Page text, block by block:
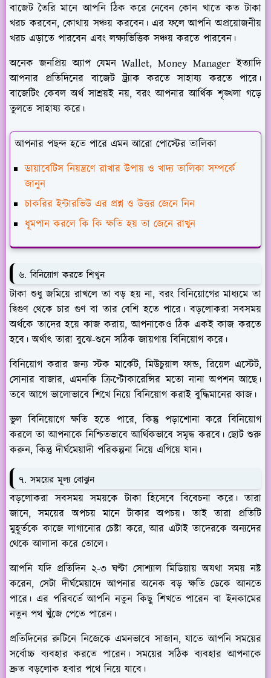
বাজেট তৈরি মানে আপনি ঠিক করে নেবেন কোন খাতে কত টাকা
খরচ করবেন, কোথায় সঞ্চয় করবেন। এর ফলে আপনি অপ্রয়োজনীয়
খরচ এড়াতে পারবেন এবং লক্ষ্যভিত্তিক সঞ্চয় করতে পারবেন।
অনেক জনপ্রিয় অ্যাপ যেমন Wallet, Money Manager ইত্যাদি
আপনার প্রতিদিনের বাজেট ট্র্যাক করতে সাহায্য করতে পারে।
বাজেটিং কেবল অর্থ সাশ্রয়ই নয়, বরং আপনার আর্থিক শৃঙ্খলা গড়ে
তুলতে সাহায্য করে।
আপনার পছন্দ হতে পারে এমন আরো পোস্টের তালিকা
ডায়াবেটিস নিয়ন্ত্রণে রাখার উপায় ও খাদ্য তালিকা সম্পর্কে
জানুন
চাকরির ইন্টারভিউ এর প্রশ্ন ও উত্তর জেনে নিন
ধূমপান করলে কি কি ক্ষতি হয় তা জেনে রাখুন
৬. বিনিয়োগ করতে শিখুন
টাকা শুধু জমিয়ে রাখলে তা বড় হয় না, বরং বিনিয়োগের মাধ্যমে তা
দ্বিগুণ থেকে চার গুণ বা তার বেশি হতে পারে। বড়লোকরা সবসময়
অর্থকে তাদের হয়ে কাজ করায়, আপনাকেও ঠিক একই কাজ করতে
হবে। অর্থাৎ তারা বুঝে-শুনে সঠিক জায়গায় বিনিয়োগ করে।
বিনিয়োগ করার জন্য স্টক মার্কেট, মিউচুয়াল ফান্ড, রিয়েল এস্টেট,
সোনার বাজার, এমনকি ক্রিপ্টোকারেন্সির মতো নানা অপশন আছে।
তবে আগে ভালোভাবে শিখে নিয়ে বিনিয়োগ করাই বুদ্ধিমানের কাজ।
ভুল বিনিয়োগে ক্ষতি হতে পারে, কিন্তু পড়াশোনা করে বিনিয়োগ
করলে তা আপনাকে নিশ্চিতভাবে আর্থিকভাবে সমৃদ্ধ করবে। ছোট শুরু
করুন, কিন্তু দীর্ঘমেয়াদী পরিকল্পনা নিয়ে এগিয়ে যান।
৭. সময়ের মূল্য বোঝুন
বড়লোকরা সবসময় সময়কে টাকা হিসেবে বিবেচনা করে। তারা
জানে, সময়ের অপচয় মানে টাকার অপচয়। তাই তারা প্রতিটি
মুহূর্তকে কাজে লাগানোর চেষ্টা করে, আর এটাই তাদেরকে অন্যদের
থেকে আলাদা করে তোলে।
আপনি যদি প্রতিদিন ২-৩ ঘণ্টা সোশ্যাল মিডিয়ায় অযথা সময় নষ্ট
করেন, সেটা দীর্ঘমেয়াদে আপনার অনেক বড় ক্ষতি ডেকে আনতে
পারে। এর পরিবর্তে আপনি নতুন কিছু শিখতে পারেন বা ইনকামের
নতুন পথ খুঁজে পেতে পারেন।
প্রতিদিনের রুটিনে নিজেকে এমনভাবে সাজান, যাতে আপনি সময়ের
সর্বোচ্চ ব্যবহার করতে পারেন। সময়ের সঠিক ব্যবহার আপনাকে
দ্রুত বড়লোক হবার পথে নিয়ে যাবে।